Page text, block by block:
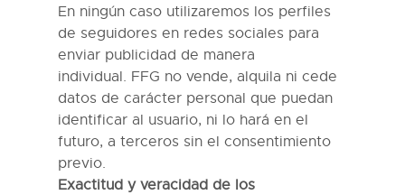
En ningún caso utilizaremos los perfiles
de seguidores en redes sociales para
enviar publicidad de manera
individual. FFG no vende, alquila ni cede
datos de carácter personal que puedan
identificar al usuario, ni lo hará en el
futuro, a terceros sin el consentimiento
previo.
Exactitud y veracidad de los